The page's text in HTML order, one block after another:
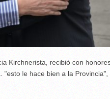
Kirchnerista, recibió con
le hace bien a la